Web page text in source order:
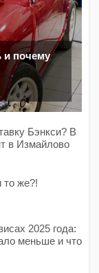
и почему
Бэнкси? В
в Измайлово
то же?!
2025 года:
меньше и что